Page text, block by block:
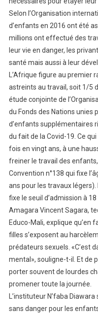
Selon l’Organisation
d’enfants en 2016 ont été
millions ont effectué des
leur vie en danger, les
santé mais aussi à leur
L’Afrique figure au premier
astreints au travail, soit 1/5
étude conjointe de
du Fonds des Nations unies
d’enfants supplémentaires
du fait de la Covid-19. Ce
fois en vingt ans, à une
freiner le travail des enfants,
Convention n°138 qui fixe
ans pour les travaux
fixe le seuil d’admission à 18
Amagara Vincent Sagara,
Educo-Mali, explique qu’en
filles s’exposent au
prédateurs sexuels. «C’est
mental», souligne-t-il. Et de
porter souvent de lourdes
promener toute la journée.
L’instituteur N’faba
sans danger pour les